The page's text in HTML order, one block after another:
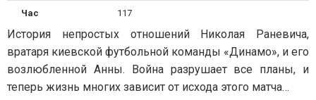
Час 117
История непростых отношений Николая Раневича,
вратаря киевской футбольной команды «Динамо», и его
возлюбленной Анны. Война разрушает все планы, и
теперь жизнь многих зависит от исхода этого матча…